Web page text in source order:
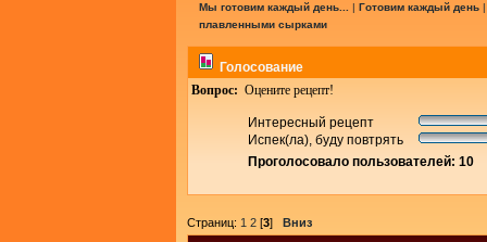
Мы готовим каждый день... | Готовим каждый день
плавленными сырками
Голосование
Вопрос: Оцените рецепт!
Интересный рецепт
Испек(ла), буду повтрять
Проголосовало пользователей: 10
Страниц: 1 2 [3] Вниз